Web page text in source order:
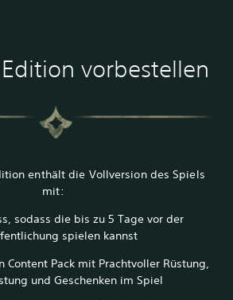
vorbestellen
enthält die Vollversion des Spiels
mit:
sodass die bis zu 5 Tage vor der
spielen kannst
Content Pack mit Prachtvoller Rüstung,
und Geschenken im Spiel